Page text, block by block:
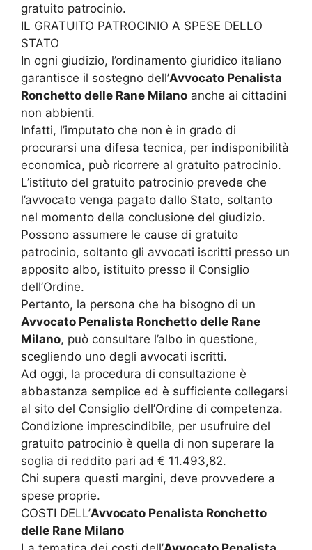
gratuito patrocinio.
IL GRATUITO PATROCINIO A SPESE DELLO
STATO
In ogni giudizio, l’ordinamento giuridico italiano
garantisce il sostegno dell’Avvocato Penalista
Ronchetto delle Rane Milano anche ai cittadini
non abbienti.
Infatti, l’imputato che non è in grado di
procurarsi una difesa tecnica, per indisponibilità
economica, può ricorrere al gratuito patrocinio.
L’istituto del gratuito patrocinio prevede che
l’avvocato venga pagato dallo Stato, soltanto
nel momento della conclusione del giudizio.
Possono assumere le cause di gratuito
patrocinio, soltanto gli avvocati iscritti presso un
apposito albo, istituito presso il Consiglio
dell’Ordine.
Pertanto, la persona che ha bisogno di un
Avvocato Penalista Ronchetto delle Rane
Milano, può consultare l’albo in questione,
scegliendo uno degli avvocati iscritti.
Ad oggi, la procedura di consultazione è
abbastanza semplice ed è sufficiente collegarsi
al sito del Consiglio dell’Ordine di competenza.
Condizione imprescindibile, per usufruire del
gratuito patrocinio è quella di non superare la
soglia di reddito pari ad € 11.493,82.
Chi supera questi margini, deve provvedere a
spese proprie.
COSTI DELL’Avvocato Penalista Ronchetto
delle Rane Milano